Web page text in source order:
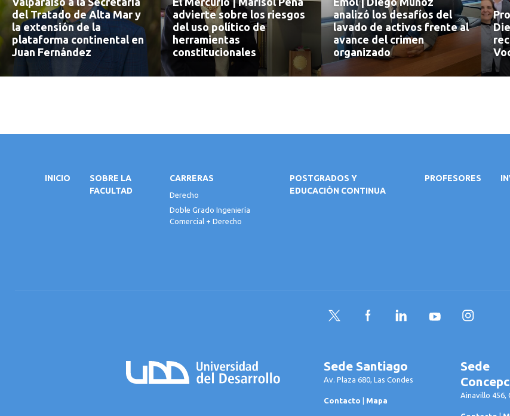
del Tratado de Alta Mar y
la extensión de la
plataforma continental en
Juan Fernández
advierte sobre los riesgos
del uso político de
herramientas
constitucionales
analizó los desafíos del
lavado de activos frente al
avance del crimen
organizado
INICIO
SOBRE LA
FACULTAD
CARRERAS
Derecho
Doble Grado Ingeniería
Comercial + Derecho
POSTGRADOS Y
EDUCACIÓN CONTINUA
PROFESORES
Twitter FacebookLinkedInYouTubeInstagram
Sede Santiago
Av. Plaza 680, Las Condes
Contacto Mapa
Sede
Ainavillo 456,